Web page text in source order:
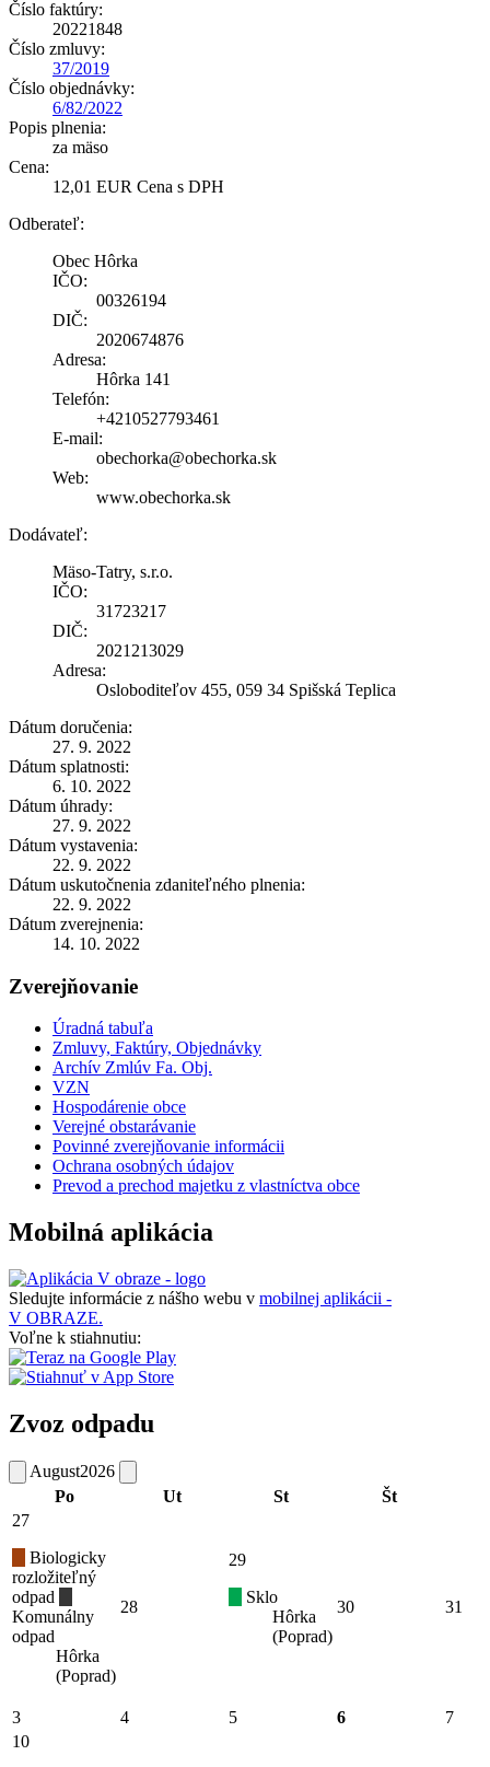
Číslo faktúry:
20221848
Číslo zmluvy:
37/2019
Číslo objednávky:
6/82/2022
Popis plnenia:
za mäso
Cena:
12,01 EUR Cena s DPH
Odberateľ:
Obec Hôrka
IČO:
00326194
DIČ:
2020674876
Adresa:
Hôrka 141
Telefón:
+4210527793461
E-mail:
obechorka@obechorka.sk
Web:
www.obechorka.sk
Dodávateľ:
Mäso-Tatry, s.r.o.
IČO:
31723217
DIČ:
2021213029
Adresa:
Osloboditeľov 455, 059 34 Spišská Teplica
Dátum doručenia:
27. 9. 2022
Dátum splatnosti:
6. 10. 2022
Dátum úhrady:
27. 9. 2022
Dátum vystavenia:
22. 9. 2022
Dátum uskutočnenia zdaniteľného plnenia:
22. 9. 2022
Dátum zverejnenia:
14. 10. 2022
Zverejňovanie
Úradná tabuľa
Zmluvy, Faktúry, Objednávky
Archív Zmlúv Fa. Obj.
VZN
Hospodárenie obce
Verejné obstarávanie
Povinné zverejňovanie informácii
Ochrana osobných údajov
Prevod a prechod majetku z vlastníctva obce
Mobilná aplikácia
Sledujte informácie z nášho webu v mobilnej aplikácii -
V OBRAZE.
Voľne k stiahnutiu:
Zvoz odpadu
August2026
Po
Ut St Št
27
Biologicky
rozložiteľný
odpad
Komunálny
odpad
Hôrka
(Poprad)
28
29
Sklo
Hôrka
(Poprad)
30 31
3 4 5 6
7
10